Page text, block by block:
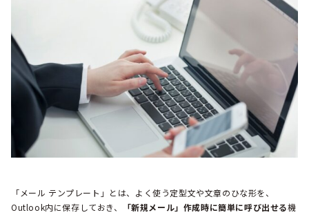
「メール テンプレート」とは、よく使う定型文や文章のひな形を、
Outlook内に保存しておき、
「新規メール」作成時に簡単に呼び出せる機